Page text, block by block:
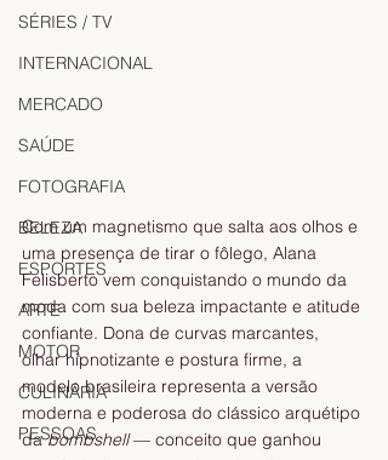
SÉRIES / TV
INTERNACIONAL
MERCADO
SAÚDE
FOTOGRAFIA
BELEZA
ESPORTES
ARTE
MOTOR
CULINÁRIA
PESSOAS
Com um magnetismo que salta aos olhos e
uma presença de tirar o fôlego, Alana
Felisberto vem conquistando o mundo da
moda com sua beleza impactante e atitude
confiante. Dona de curvas marcantes,
olhar hipnotizante e postura firme, a
modelo brasileira representa a versão
moderna e poderosa do clássico arquétipo
da bombshell — conceito que ganhou